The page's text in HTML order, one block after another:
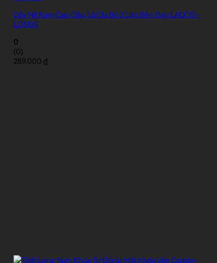
Dây Nịt Nam Cao Cấp, Lõi Da Bò 2 Lớp Bền Đẹp LADOS –
LD3105
0
(0)
289.000 ₫